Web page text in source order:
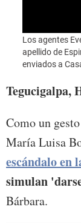
Los agentes
apellido de
enviados a
Tegucigalpa,
Como un
María Luisa
escándalo en
simulan
Bárbara.